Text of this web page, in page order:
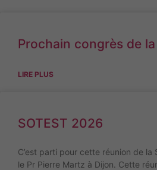
Prochain congrès de
LIRE PLUS
SOTEST 2026
C’est parti pour cette réunion de la
le Pr Pierre Martz à Dijon. Cette